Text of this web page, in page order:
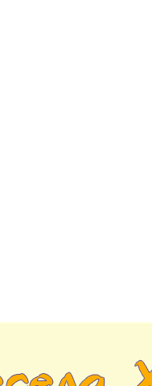
смешные истории,
шаржи, стихи,